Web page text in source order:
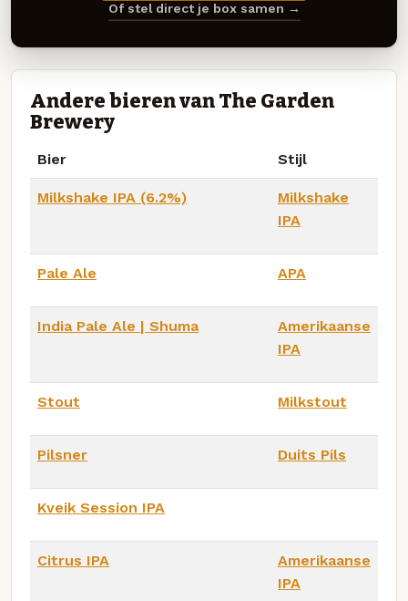
Of stel direct je box samen →
Andere bieren van The Garden
Brewery
Bier Stijl
Milkshake IPA (6.2%)
Milkshake
IPA
Pale Ale APA
India Pale Ale | Shuma
Amerikaanse
IPA
Stout Milkstout
Pilsner Duits Pils
Kveik Session IPA
Citrus IPA
Amerikaanse
IPA